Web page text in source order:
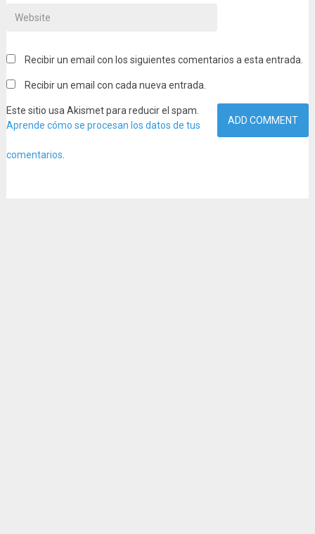
Recibir un email con los siguientes comentarios a esta entrada.
Recibir un email con cada nueva entrada.
Este sitio usa Akismet para reducir el spam.
Aprende cómo se procesan los datos de tus
comentarios